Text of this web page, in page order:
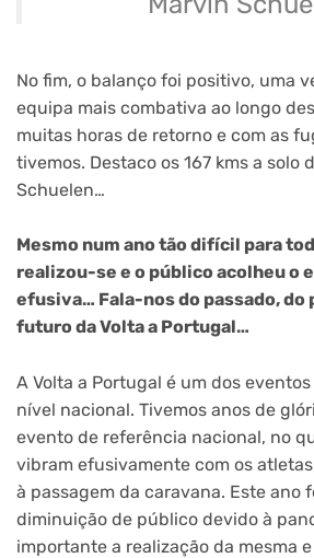
No fim, o balanço foi positivo, uma
equipa mais combativa ao longo
muitas horas de retorno e com as
tivemos. Destaco os 167 kms a solo
Schuelen…
Mesmo num ano tão difícil para
realizou-se e o público acolheu o
efusiva… Fala-nos do passado, do
futuro da Volta a Portugal…
A Volta a Portugal é um dos
nível nacional. Tivemos anos de
evento de referência nacional, no
vibram efusivamente com os
à passagem da caravana. Este ano
diminuição de público devido à
importante a realização da mesma